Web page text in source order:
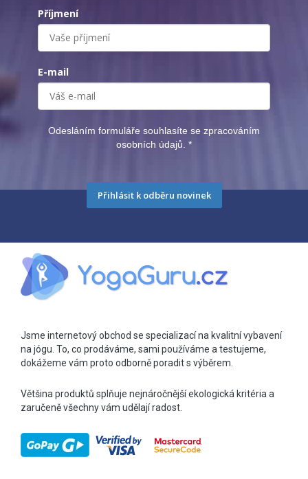
Příjmení
E-mail
Odesláním formuláře souhlasíte se zpracováním
osobních údajů. *
Přihlásit k odběru novinek
Jsme internetový obchod se specializací na kvalitní vybavení
na jógu. To, co prodáváme, sami používáme a testujeme,
dokážeme vám proto odborně poradit s výběrem.
Většina produktů splňuje nejnáročnější ekologická kritéria a
zaručeně všechny vám udělají radost.